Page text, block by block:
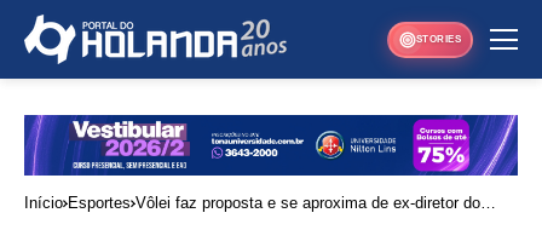
STORIES
Início Esportes Vôlei faz proposta e se aproxima de ex-diretor do